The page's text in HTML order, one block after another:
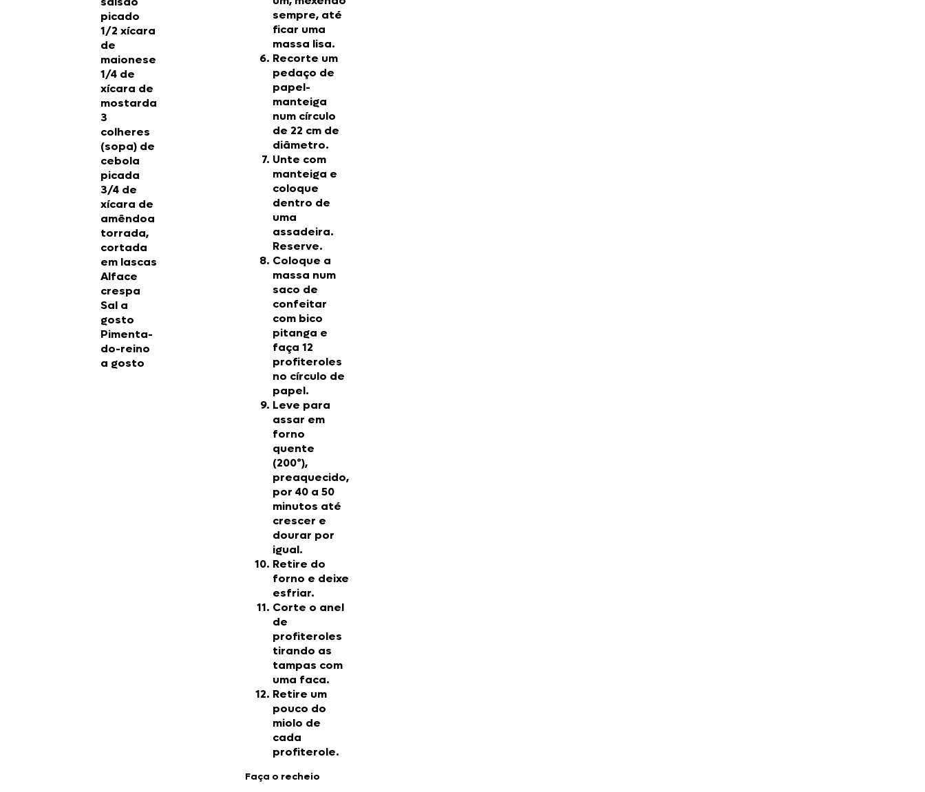
picado
1/2 xícara
de
maionese
1/4 de
xícara de
mostarda
3
colheres
(sopa) de
cebola
picada
3/4 de
xícara de
amêndoa
torrada,
cortada
em lascas
Alface
crespa
Sal a
gosto
Pimenta-
do-reino
a gosto
sempre, até
ficar uma
massa lisa.
Recorte um
pedaço de
papel-
manteiga
num círculo
de 22 cm de
diâmetro.
Unte com
manteiga e
coloque
dentro de
uma
assadeira.
Reserve.
Coloque a
massa num
saco de
confeitar
com bico
pitanga e
faça 12
profiteroles
no círculo de
papel.
Leve para
assar em
forno
quente
(200º),
preaquecido,
por 40 a 50
minutos até
crescer e
dourar por
igual.
Retire do
forno e deixe
esfriar.
Corte o anel
de
profiteroles
tirando as
tampas com
uma faca.
Retire um
pouco do
miolo de
cada
profiterole.
Faça o recheio